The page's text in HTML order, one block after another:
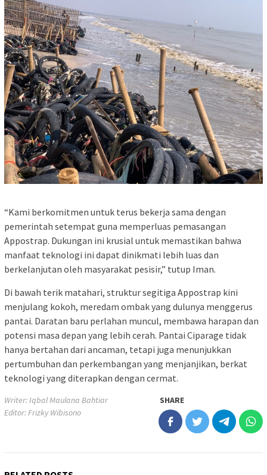
“Kami berkomitmen untuk terus bekerja sama dengan
pemerintah setempat guna memperluas pemasangan
Appostrap. Dukungan ini krusial untuk memastikan bahwa
manfaat teknologi ini dapat dinikmati lebih luas dan
berkelanjutan oleh masyarakat pesisir,” tutup Iman.
Di bawah terik matahari, struktur segitiga Appostrap kini
menjulang kokoh, meredam ombak yang dulunya menggerus
pantai. Daratan baru perlahan muncul, membawa harapan dan
potensi masa depan yang lebih cerah. Pantai Ciparage tidak
hanya bertahan dari ancaman, tetapi juga menunjukkan
pertumbuhan dan perkembangan yang menjanjikan, berkat
teknologi yang diterapkan dengan cermat.
Writer: Iqbal Maulana Bahtiar
Editor: Frizky Wibisono
SHARE